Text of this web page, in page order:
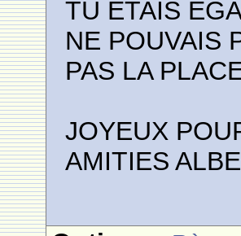
TU ETAIS
NE POUVAIS
PAS LA
JOYEUX
AMITIES